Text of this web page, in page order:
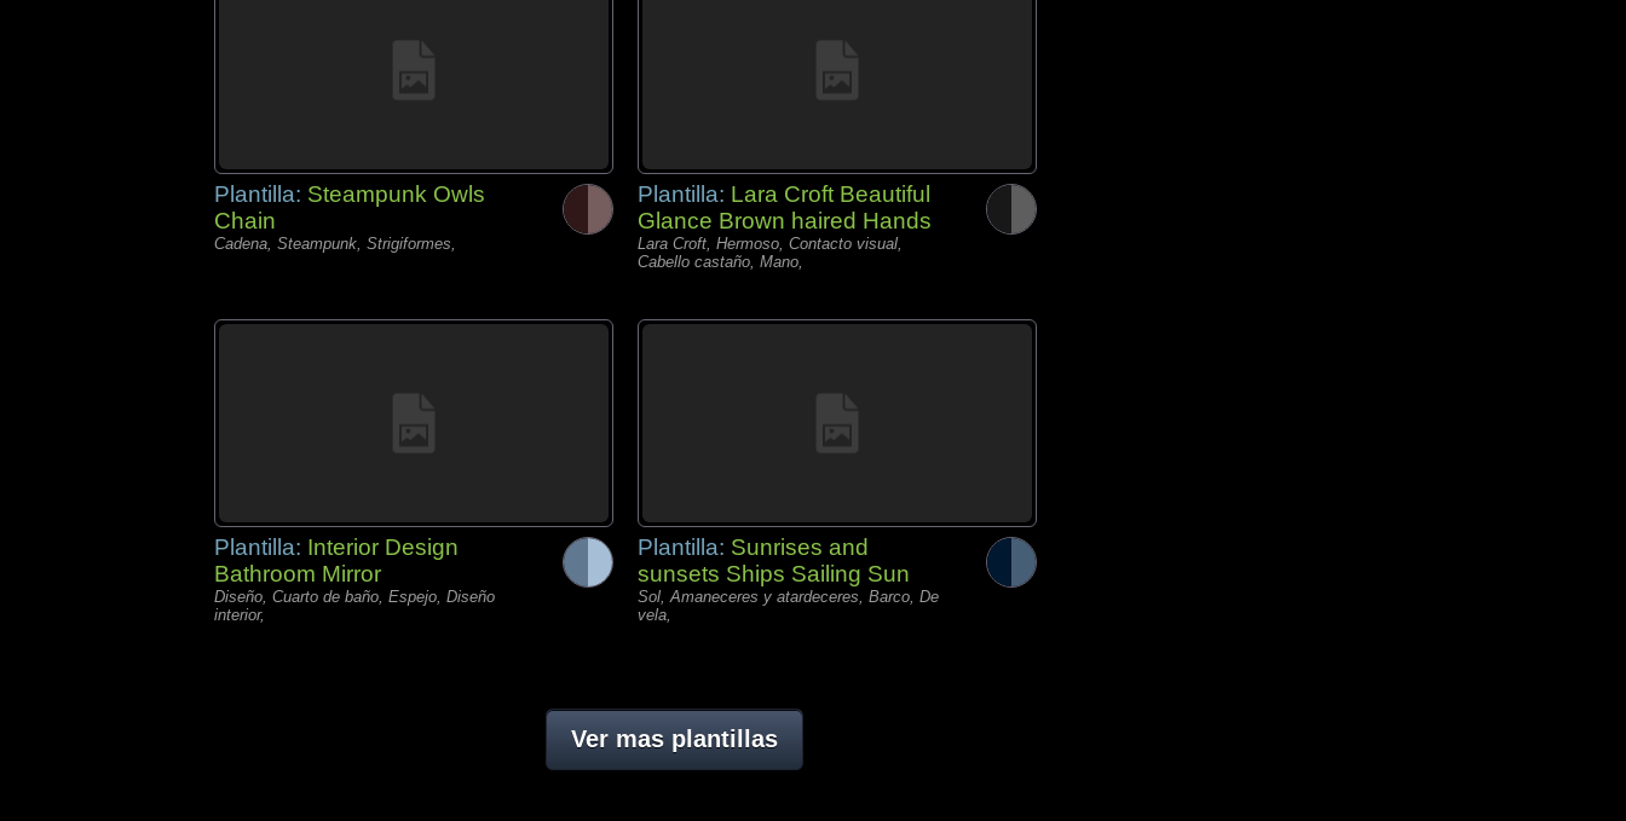
Plantilla: Steampunk Owls
Chain
Cadena, Steampunk, Strigiformes,
Plantilla: Lara Croft Beautiful
Glance Brown haired Hands
Lara Croft, Hermoso, Contacto visual,
Cabello castaño, Mano,
Plantilla: Interior Design
Bathroom Mirror
Diseño, Cuarto de baño, Espejo, Diseño
interior,
Plantilla: Sunrises and
sunsets Ships Sailing Sun
Sol, Amaneceres y atardeceres, Barco, De
vela,
Ver mas plantillas